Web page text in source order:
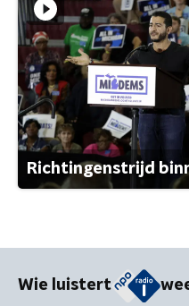
Richtingenstrijd
Wie luistert